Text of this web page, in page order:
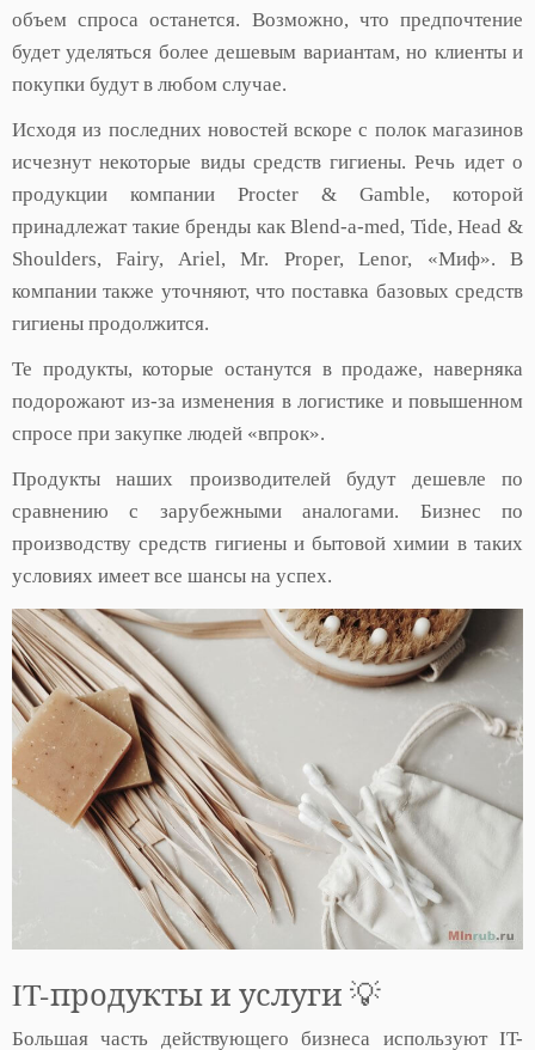
объем спроса останется. Возможно, что предпочтение
будет уделяться более дешевым вариантам, но клиенты и
покупки будут в любом случае.
Исходя из последних новостей вскоре с полок магазинов
исчезнут некоторые виды средств гигиены. Речь идет о
продукции компании Procter & Gamble, которой
принадлежат такие бренды как Blend-a-med, Tide, Head &
Shoulders, Fairy, Ariel, Mr. Proper, Lenor, «Миф». В
компании также уточняют, что поставка базовых средств
гигиены продолжится.
Те продукты, которые останутся в продаже, наверняка
подорожают из-за изменения в логистике и повышенном
спросе при закупке людей «впрок».
Продукты наших производителей будут дешевле по
сравнению с зарубежными аналогами. Бизнес по
производству средств гигиены и бытовой химии в таких
условиях имеет все шансы на успех.
IT-продукты и услуги 💡
Большая часть действующего бизнеса используют IT-